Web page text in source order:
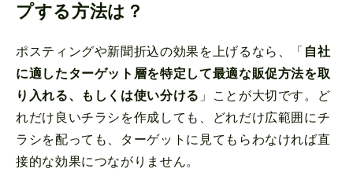
プする方法は？
ポスティングや新聞折込の効果を上げるなら、「 自社
に適したターゲット層を特定して最適な販促方法を取
り入れる、もしくは使い分ける 」ことが大切です。ど
れだけ良いチラシを作成しても、どれだけ広範囲にチ
ラシを配っても、ターゲットに見てもらわなければ直
接的な効果につながりません。